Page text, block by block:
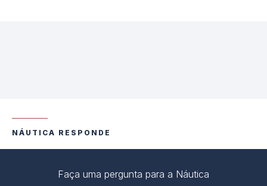
NÁUTICA RESPONDE
Faça uma pergunta para a Náutica